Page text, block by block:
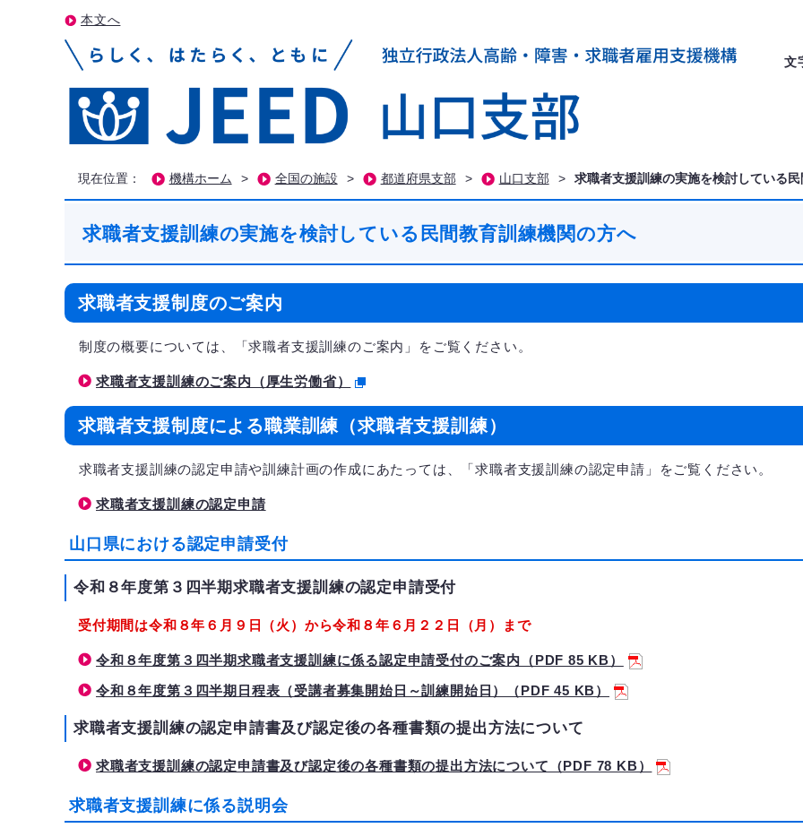
本文へ
文
現在位置： 機構ホーム > 全国の施設 > 都道府県支部 > 山口支部 > 求職者支援訓練の実施を検討している
求職者支援訓練の実施を検討している民間教育訓練機関の方へ
求職者支援制度のご案内
制度の概要については、「求職者支援訓練のご案内」をご覧ください。
求職者支援訓練のご案内（厚生労働省）
求職者支援制度による職業訓練（求職者支援訓練）
求職者支援訓練の認定申請や訓練計画の作成にあたっては、「求職者支援訓練の認定申請」をご覧ください。
求職者支援訓練の認定申請
山口県における認定申請受付
令和８年度第３四半期求職者支援訓練の認定申請受付
受付期間は令和８年６月９日（火）から令和８年６月２２日（月）まで
令和８年度第３四半期求職者支援訓練に係る認定申請受付のご案内（PDF 85 KB）
令和８年度第３四半期日程表（受講者募集開始日～訓練開始日）（PDF 45 KB）
求職者支援訓練の認定申請書及び認定後の各種書類の提出方法について
求職者支援訓練の認定申請書及び認定後の各種書類の提出方法について（PDF 78 KB）
求職者支援訓練に係る説明会